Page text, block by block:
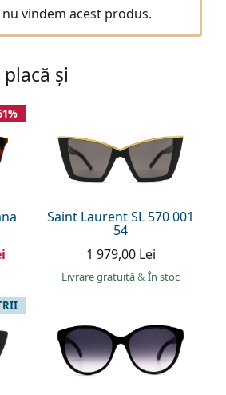
vindem acest produs.
și
Saint Laurent SL 570 001
54
1 979,00 Lei
Livrare gratuită& În stoc